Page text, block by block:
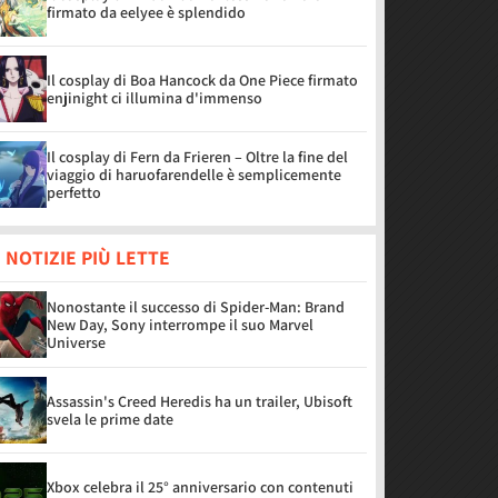
firmato da eelyee è splendido
Il cosplay di Boa Hancock da One Piece firmato
enjinight ci illumina d'immenso
Il cosplay di Fern da Frieren – Oltre la fine del
viaggio di haruofarendelle è semplicemente
perfetto
NOTIZIE PIÙ LETTE
Nonostante il successo di Spider-Man: Brand
New Day, Sony interrompe il suo Marvel
Universe
Assassin's Creed Heredis ha un trailer, Ubisoft
svela le prime date
Xbox celebra il 25° anniversario con contenuti